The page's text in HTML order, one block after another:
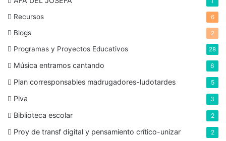
Recursos 6
Blogs 2
Programas y Proyectos Educativos 28
Música entramos cantando 6
Plan corresponsables madrugadores-ludotardes 5
Piva 3
Biblioteca escolar 2
Proy de transf digital y pensamiento crítico-unizar 2